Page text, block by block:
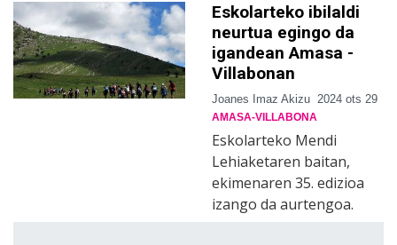
Eskolarteko ibilaldi
neurtua egingo da
igandean Amasa -
Villabonan
Joanes Imaz Akizu 2024 ots 29
AMASA-VILLABONA
Eskolarteko Mendi
Lehiaketaren baitan,
ekimenaren 35. edizioa
izango da aurtengoa.